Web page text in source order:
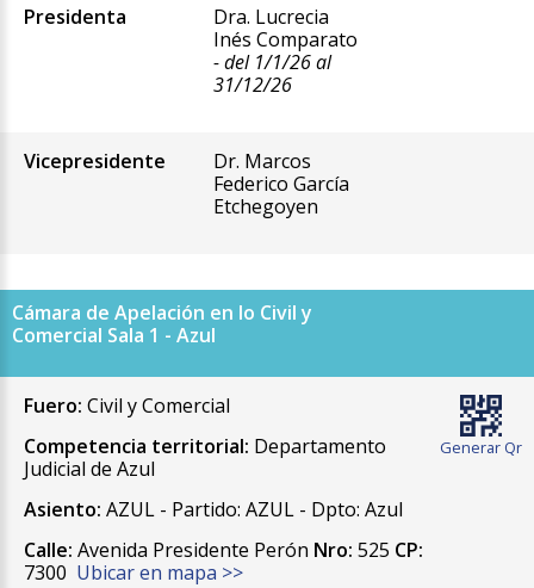
Presidenta
Dra. Lucrecia
Inés Comparato
- del 1/1/26 al
31/12/26
Vicepresidente
Dr. Marcos
Federico García
Etchegoyen
Cámara de Apelación en lo Civil y
Comercial Sala 1 - Azul
Generar Qr
Fuero: Civil y Comercial
Competencia territorial: Departamento
Judicial de Azul
Asiento: AZUL - Partido: AZUL - Dpto: Azul
Calle: Avenida Presidente Perón Nro: 525 CP:
7300 Ubicar en mapa >>